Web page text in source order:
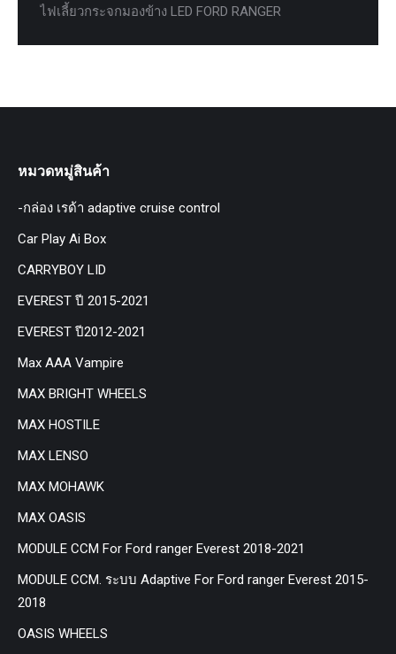
ไฟเลี้ยวกระจกมองข้าง LED FORD RANGER
หมวดหมู่สินค้า
-กล่อง เรด้า adaptive cruise control
Car Play Ai Box
CARRYBOY LID
EVEREST ปี 2015-2021
EVEREST ปี2012-2021
Max AAA Vampire
MAX BRIGHT WHEELS
MAX HOSTILE
MAX LENSO
MAX MOHAWK
MAX OASIS
MODULE CCM For Ford ranger Everest 2018-2021
MODULE CCM. ระบบ Adaptive For Ford ranger Everest 2015-
2018
OASIS WHEELS